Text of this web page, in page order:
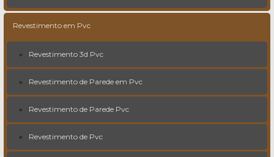
Revestimento em Pvc
Revestimento 3d Pvc
Revestimento de Parede em Pvc
Revestimento de Parede Pvc
Revestimento de Pvc